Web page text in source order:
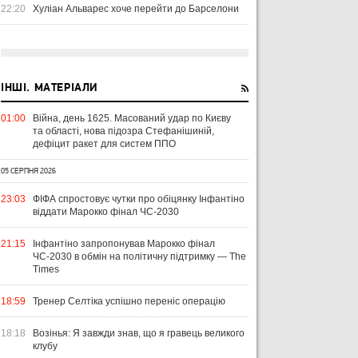
УКРАЇНА
31 ЛИПНЯ 2026
УПЛ-2026/27. ПРЕДСТАВЛЕННЯ
КОМАНД
ЛІГА ЄВРОПИ
ВІСІМ МАТЧІВ — НУЛЬ
ПЕРЕМОГ: ЯК ДИНАМО, ЛНЗ ТА
ЧЕМПІОНАТ СВІТУ-2026:
ЧЕМПІОНАТ СВІТУ З ФУТБОЛУ
22:20 Хуліан Альварес хоче перейти до Барселони
ІНШІ. МАТЕРІАЛИ
01:00
Війна, день 1625. Масований удар по Києву
та області, нова підозра Стефанішиній,
дефіцит ракет для систем ППО
05 СЕРПНЯ 2026
23:03
ФІФА спростовує чутки про обіцянку Інфантіно
віддати Марокко фінал ЧС-2030
21:15
Інфантіно запропонував Марокко фінал
ЧС-2030 в обмін на політичну підтримку — The
Times
18:59 Тренер Селтіка успішно переніс операцію
18:18
Возінья: Я завжди знав, що я гравець великого
клубу